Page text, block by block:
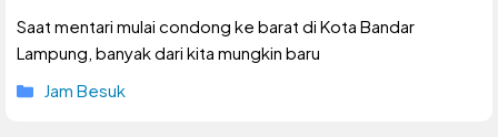
Saat mentari mulai condong ke barat di Kota Bandar
Lampung, banyak dari kita mungkin baru
Kategori
Jam Besuk